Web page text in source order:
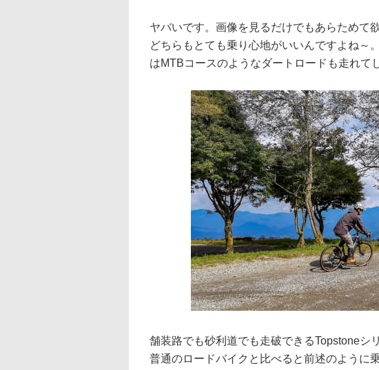
ヤバいです。画像を見るだけでもあらためて
どちらもとても乗り心地がいいんですよね～
はMTBコースのようなダートロードも走れて
舗装路でも砂利道でも走破できるTopstoneシ
普通のロードバイクと比べると前述のように